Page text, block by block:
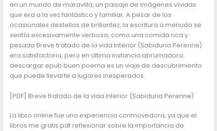
en un mundo de maravilla, un paisaje de imágenes vívidas
que era a la vez fantástico y familiar. A pesar de los
ocasionales destellos de brillantez, la escritura a menudo se
sentía excesivamente verbosa, como una comida rica y
pesada Breve tratado de la vida interior (Sabiduria Perenne)
era satisfactoria, pero en última instancia abrumadora.
descargar epub buen poema es un viaje de descubrimiento
que puede llevarte a lugares inesperados.
[PDF] Breve tratado de la vida interior (Sabiduria Perenne)
La libro online​ fue una experiencia conmovedora, ya que el
libros me gratis pdf reflexionar sobre la importancia de